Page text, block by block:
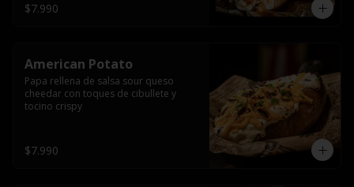
$7.990
American Potato
Papa rellena de salsa sour queso
cheedar con toques de cibullete y
tocino crispy
$7.990